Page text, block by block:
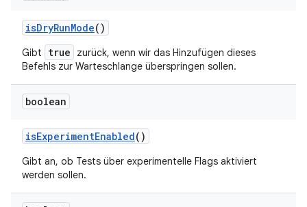
isDryRunMode()
Gibt true
zurück, wenn wir das Hinzufügen dieses
Befehls zur Warteschlange überspringen sollen.
boolean
isExperimentEnabled()
Gibt an, ob Tests über experimentelle Flags aktiviert
werden sollen.